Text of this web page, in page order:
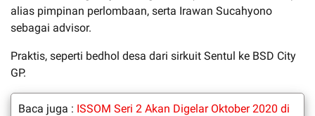
alias pimpinan perlombaan, serta Irawan Sucahyono
sebagai advisor.
Praktis, seperti bedhol desa dari sirkuit Sentul ke BSD City
GP.
Baca juga : ISSOM Seri 2 Akan Digelar Oktober 2020 di